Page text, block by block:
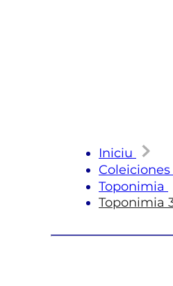
Iniciu
Coleiciones
Toponimia
Toponimia